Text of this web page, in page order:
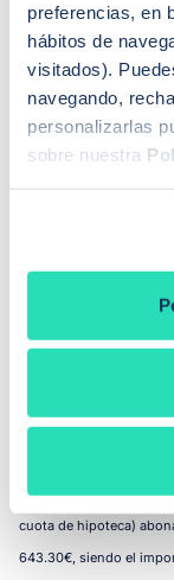
preferencias, en
hábitos de
visitados).
navegando,
personalizarlas
sobre nuestra
continente y 15.000€
corriente.
Esta TAE Variable se
acepta la tasación y la
abonaremos el coste, y
coste de 332,75€ por
importe total adeudado
total de 45.188,65€.
sobre la vivienda
importe del préstamo
plazo de 300 meses
cuota de hipoteca)
643.30€, siendo el